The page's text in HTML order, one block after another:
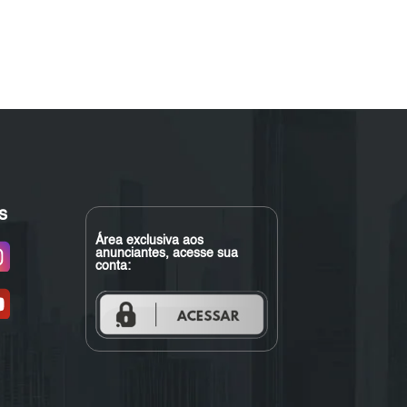
Área exclusiva aos
anunciantes, acesse sua
conta: